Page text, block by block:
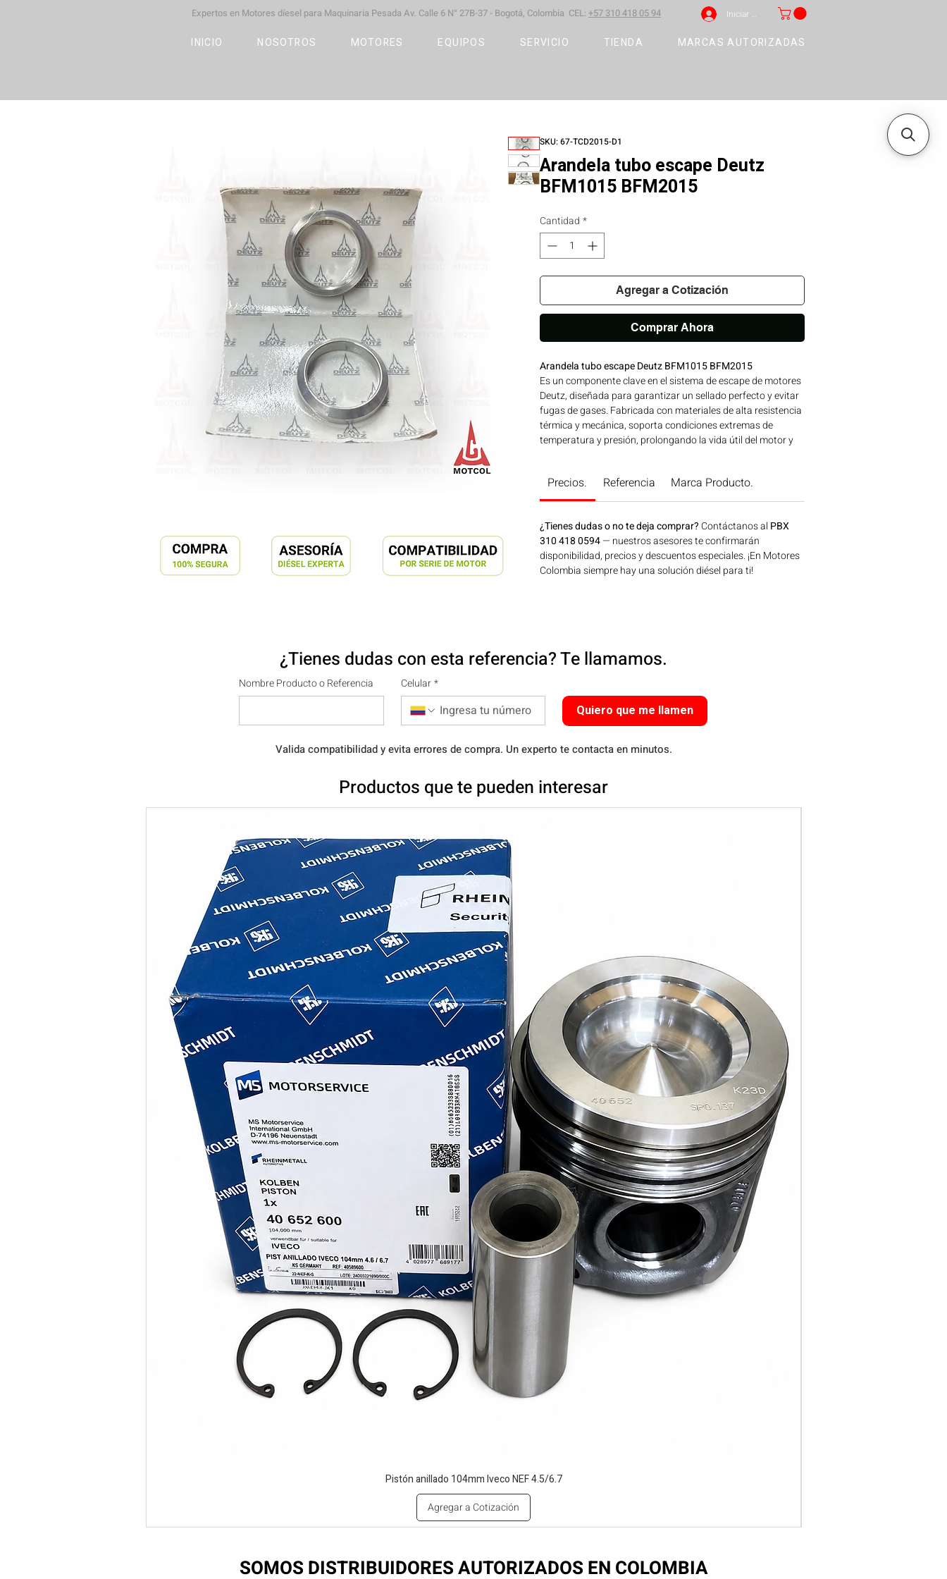
Expertos en Motores díesel para Maquinaria Pesada Av. Calle 6 N° 27B-37 - Bogotá, Colombia CEL: +57 310 418 05 94 Iniciar sesión
INICIO NOSOTROS MOTORES EQUIPOS SERVICIO TIENDA MARCAS AUTORIZADAS
SKU: 67-TCD2015-D1
Arandela tubo escape Deutz
BFM1015 BFM2015
Cantidad *
Agregar a Cotización
Comprar Ahora
Arandela tubo escape Deutz BFM1015 BFM2015
Es un componente clave en el sistema de escape de motores
Deutz, diseñada para garantizar un sellado perfecto y evitar
fugas de gases. Fabricada con materiales de alta resistencia
térmica y mecánica, soporta condiciones extremas de
temperatura y presión, prolongando la vida útil del motor y
aplicaciones en maquinaria agrícola, construcción, minería y
generación de energía disponible en Bogotá, Colombia.
Precios. Referencia Marca Producto.
¿Tienes dudas o no te deja comprar? Contáctanos al PBX
310 418 0594— nuestros asesores te confirmarán
disponibilidad, precios y descuentos especiales. ¡En Motores
Colombia siempre hay una solución diésel para ti!
¿Tienes dudas con esta referencia? Te llamamos.
Nombre Producto o Referencia Celular *
Quiero que me llamen
Valida compatibilidad y evita errores de compra. Un experto te contacta en minutos.
Productos que te pueden interesar
Pistón anillado 104mm Iveco NEF 4.5/6.7
Agregar a Cotización
SOMOS DISTRIBUIDORES AUTORIZADOS EN COLOMBIA